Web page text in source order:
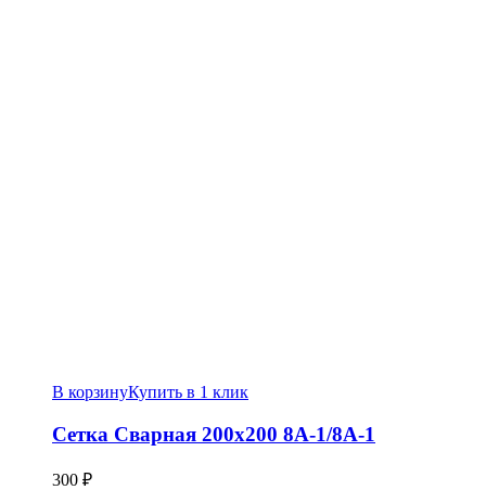
В корзинуКупить в 1 клик
Сетка Сварная 200х200 8А-1/8А-1
300 ₽